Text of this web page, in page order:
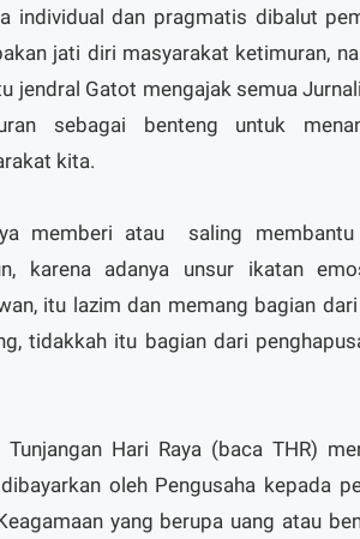
individual dan pragmatis dibalut
jati diri masyarakat ketimuran,
jendral Gatot mengajak semua
sebagai benteng untuk
kita.
memberi atau saling
karena adanya unsur ikatan
itu lazim dan memang bagian
tidakkah itu bagian dari
Tunjangan Hari Raya (baca THR)
oleh Pengusaha kepada
yang berupa uang atau